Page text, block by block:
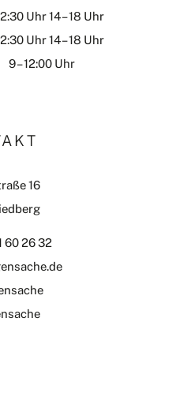
Uhr 14 – 18 Uhr
Uhr 14 – 18 Uhr
9 – 12:00 Uhr
16
60 26 32